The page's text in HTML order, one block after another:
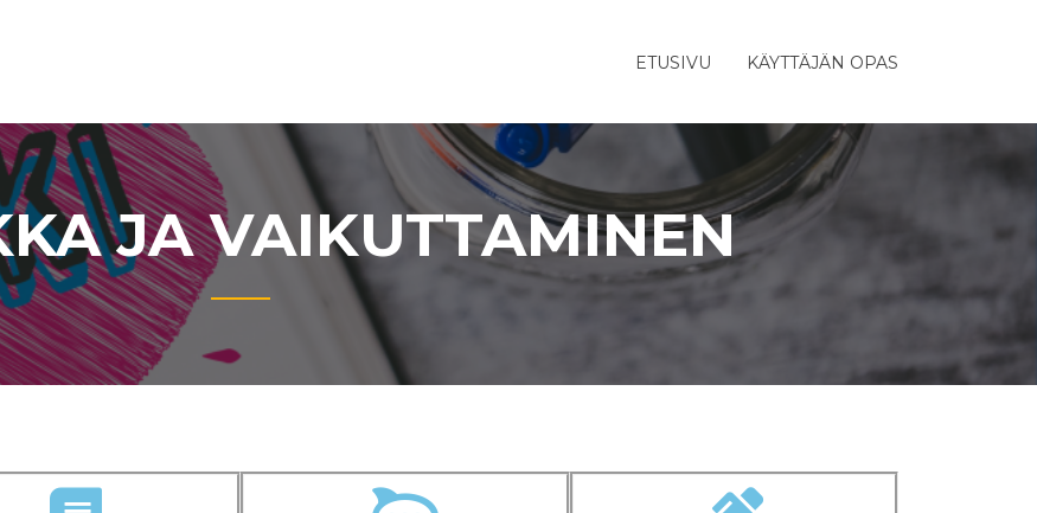
ETUSIVU KÄYTTÄJÄN OPAS
JA VAIKUTTAMINEN